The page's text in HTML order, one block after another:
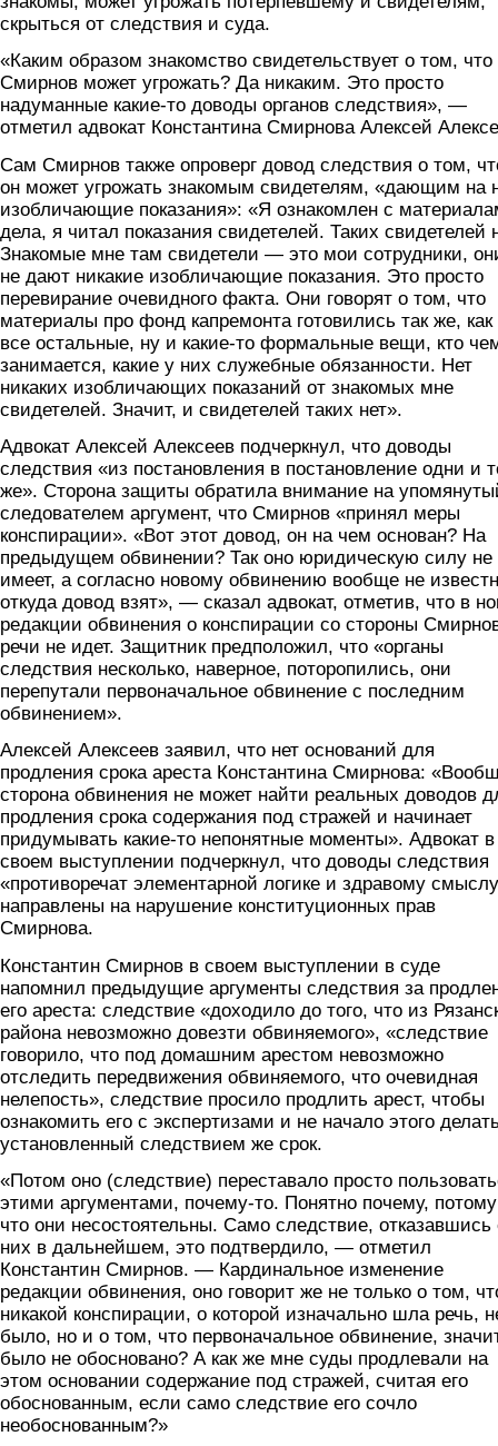
скрыться от следствия и суда.
«Каким образом знакомство свидетельствует о том, что
Смирнов может угрожать? Да никаким. Это просто
надуманные какие-то доводы органов следствия», —
отметил адвокат Константина Смирнова Алексей
Сам Смирнов также опроверг довод следствия о том,
он может угрожать знакомым свидетелям, «дающим на
изобличающие показания»: «Я ознакомлен с
дела, я читал показания свидетелей. Таких свидетелей
Знакомые мне там свидетели — это мои сотрудники,
не дают никакие изобличающие показания. Это просто
перевирание очевидного факта. Они говорят о том, что
материалы про фонд капремонта готовились так же, как
все остальные, ну и какие-то формальные вещи, кто
занимается, какие у них служебные обязанности. Нет
никаких изобличающих показаний от знакомых мне
свидетелей. Значит, и свидетелей таких нет».
Адвокат Алексей Алексеев подчеркнул, что доводы
следствия «из постановления в постановление одни и
же». Сторона защиты обратила внимание на
следователем аргумент, что Смирнов «принял меры
конспирации». «Вот этот довод, он на чем основан? На
предыдущем обвинении? Так оно юридическую силу не
имеет, а согласно новому обвинению вообще не
откуда довод взят», — сказал адвокат, отметив, что в
редакции обвинения о конспирации со стороны
речи не идет. Защитник предположил, что «органы
следствия несколько, наверное, поторопились, они
перепутали первоначальное обвинение с последним
обвинением».
Алексей Алексеев заявил, что нет оснований для
продления срока ареста Константина Смирнова:
сторона обвинения не может найти реальных доводов
продления срока содержания под стражей и начинает
придумывать какие-то непонятные моменты». Адвокат в
своем выступлении подчеркнул, что доводы следствия
«противоречат элементарной логике и здравому
направлены на нарушение конституционных прав
Смирнова.
Константин Смирнов в своем выступлении в суде
напомнил предыдущие аргументы следствия за
его ареста: следствие «доходило до того, что из
района невозможно довезти обвиняемого», «следствие
говорило, что под домашним арестом невозможно
отследить передвижения обвиняемого, что очевидная
нелепость», следствие просило продлить арест, чтобы
ознакомить его с экспертизами и не начало этого
установленный следствием же срок.
«Потом оно (следствие) переставало просто
этими аргументами, почему-то. Понятно почему, потому
что они несостоятельны. Само следствие, отказавшись
них в дальнейшем, это подтвердило, — отметил
Константин Смирнов. — Кардинальное изменение
редакции обвинения, оно говорит же не только о том,
никакой конспирации, о которой изначально шла речь,
было, но и о том, что первоначальное обвинение,
было не обосновано? А как же мне суды продлевали на
этом основании содержание под стражей, считая его
обоснованным, если само следствие его сочло
необоснованным?»